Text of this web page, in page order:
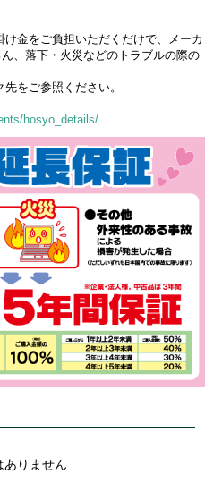
金をご負担いただくだけで、メーカ
、落下・火災などのトラブルの際の
をご参照ください。
hosyo_details/
ありません